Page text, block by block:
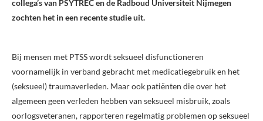
collega’s van PSYTREC en de Radboud Universiteit Nijmegen
zochten het in een recente studie uit.
Bij mensen met PTSS wordt seksueel disfunctioneren
voornamelijk in verband gebracht met medicatiegebruik en het
(seksueel) traumaverleden. Maar ook patiënten die over het
algemeen geen verleden hebben van seksueel misbruik, zoals
oorlogsveteranen, rapporteren regelmatig problemen op seksueel